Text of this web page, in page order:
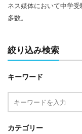
ネス媒体において中学
多数。
絞り込み検索
キーワード
カテゴリー